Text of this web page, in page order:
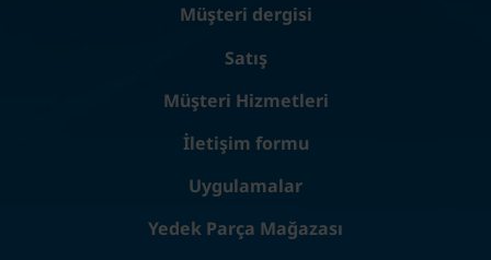
Müşteri dergisi
Satış
Müşteri Hizmetleri
İletişim formu
Uygulamalar
Yedek Parça Mağazası